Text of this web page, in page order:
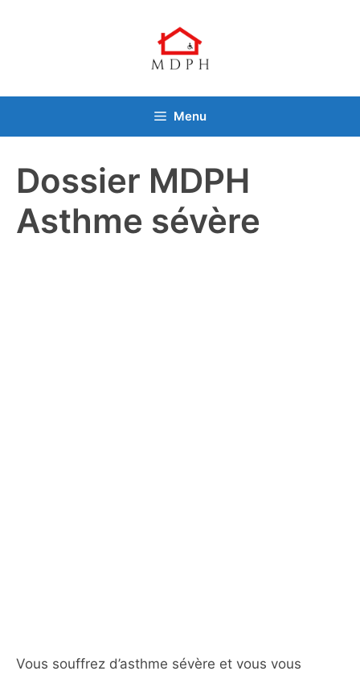
Menu
Dossier MDPH
Asthme sévère
Vous souffrez d’asthme sévère et vous vous